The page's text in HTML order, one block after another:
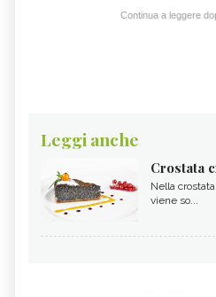
Continua a leggere
Leggi anche
Crostata
Nella
viene so...